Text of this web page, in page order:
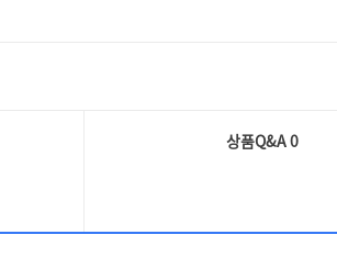
상품Q&A0